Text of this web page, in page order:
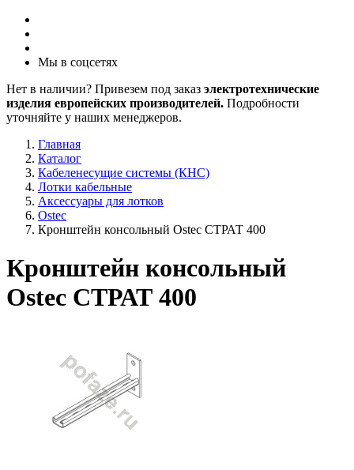
Мы в соцсетях
Нет в наличии? Привезем под заказ электротехнические
изделия европейских производителей. Подробности
уточняйте у наших менеджеров.
Главная
Каталог
Кабеленесущие системы (КНС)
Лотки кабельные
Аксессуары для лотков
Ostec
Кронштейн консольный Ostec СТРАТ 400
Кронштейн консольный
Ostec СТРАТ 400